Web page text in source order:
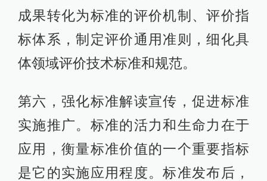
成果转化为标准的评价机制、评价指
标体系，制定评价通用准则，细化具
体领域评价技术标准和规范。
第六，强化标准解读宣传，促进标准
实施推广。标准的活力和生命力在于
应用，衡量标准价值的一个重要指标
是它的实施应用程度。标准发布后，